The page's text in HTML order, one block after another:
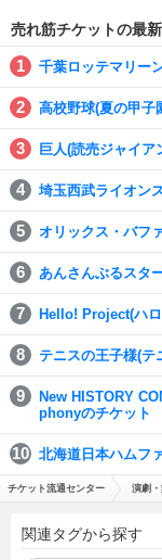
売れ筋チケットの最
千葉ロッテマリー
高校野球(夏の甲子
巨人(読売ジャイア
埼玉西武ライオン
オリックス・バフ
あんさんぶるスタ
Hello! Project(ハ
テニスの王子様(テ
New HISTORY
phonyのチケット
北海道日本ハムフ
チケット流通センター 演劇
関連タグから探す